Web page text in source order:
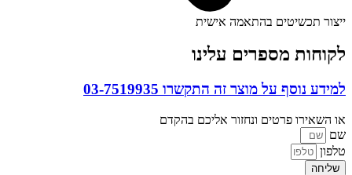
ייצור תכשיטים בהתאמה אישית
לקוחות מספרים עלינו
למידע נוסף על מוצר זה התקשרו 03-7519935
או השאירו פרטים ונחזור אליכם בהקדם
שם
טלפון
שליחה